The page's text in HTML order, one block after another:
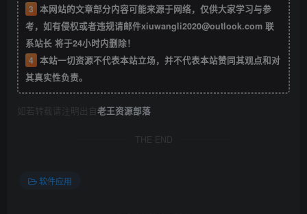
3 本网站的文章部分内容可能来源于网络，仅供大家学习与参
考，如有侵权或者违规请邮件xiuwangli2020@outlook.com 联
系站长 将于24小时内删除！
4 本站一切资源不代表本站立场，并不代表本站赞同其观点和对
其真实性负责。
如若转载请注明出自老王资源部落
THE END
软件应用